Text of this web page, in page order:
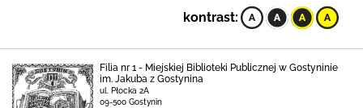
kontrast:
Filia nr 1 - Miejskiej Biblioteki Publicznej w Gostyninie
im. Jakuba z Gostynina
ul. Płocka 2A
09-500 Gostynin